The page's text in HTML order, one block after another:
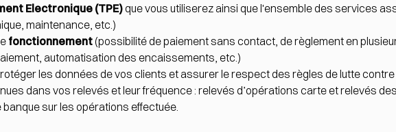
Electronique (TPE)que vous utiliserez ainsi que l'ensemble des services
maintenance, etc.)
fonctionnement(possibilité de paiement sans contact, de règlement en
automatisation des encaissements, etc.)
les données de vos clients et assurer le respect des règles de lutte contre
dans vos relevés et leur fréquence : relevés d’opérations carte et relevés
sur les opérations effectuée.